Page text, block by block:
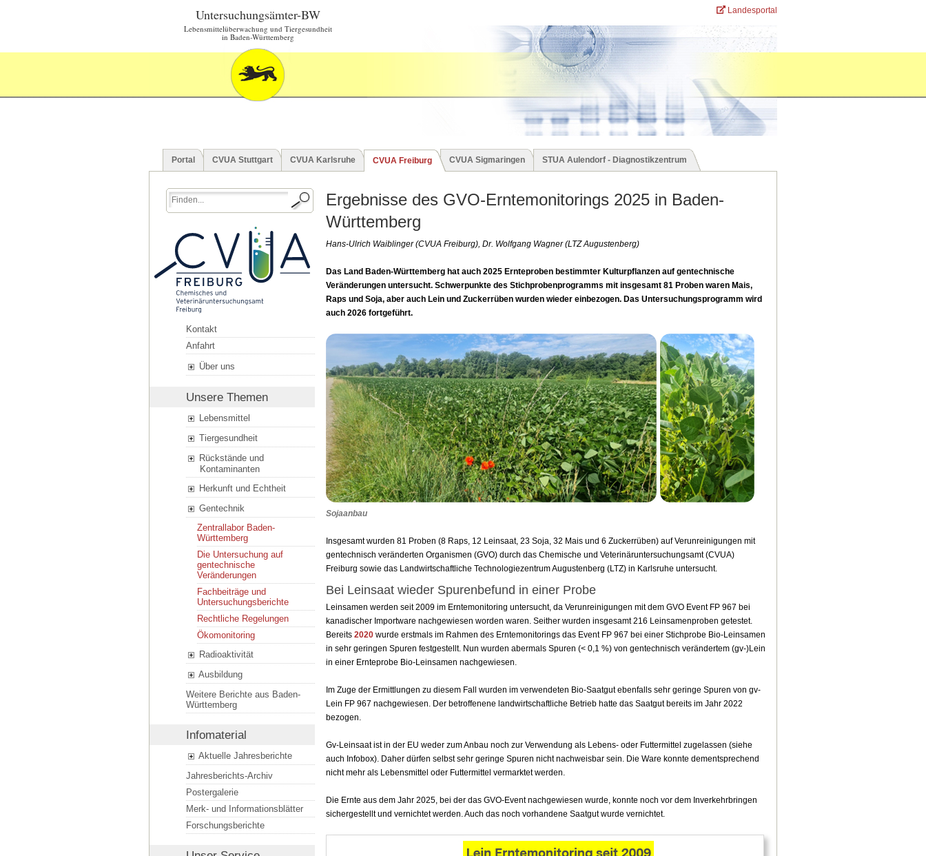
Untersuchungsämter-BW Landesportal
Lebensmittelüberwachung und Tiergesundheit
in Baden-Württemberg
Portal CVUA Stuttgart CVUA Karlsruhe CVUA Freiburg CVUA Sigmaringen STUA Aulendorf - Diagnostikzentrum
Kontakt
Anfahrt
Über uns
Unsere Themen
Lebensmittel
Tiergesundheit
Rückstände und
Kontaminanten
Herkunft und Echtheit
Gentechnik
Zentrallabor Baden-
Württemberg
Die Untersuchung auf
gentechnische
Veränderungen
Fachbeiträge und
Untersuchungsberichte
Rechtliche Regelungen
Ökomonitoring
Radioaktivität
Ausbildung
Weitere Berichte aus Baden-
Württemberg
Infomaterial
Aktuelle Jahresberichte
Jahresberichts-Archiv
Postergalerie
Merk- und Informationsblätter
Forschungsberichte
Ergebnisse des GVO-Erntemonitorings 2025 in Baden-
Württemberg
Hans-Ulrich Waiblinger (CVUA Freiburg), Dr. Wolfgang Wagner (LTZ Augustenberg)
Das Land Baden-Württemberg hat auch 2025 Ernteproben bestimmter Kulturpflanzen auf gentechnische
Veränderungen untersucht. Schwerpunkte des Stichprobenprogramms mit insgesamt 81 Proben waren Mais,
Raps und Soja, aber auch Lein und Zuckerrüben wurden wieder einbezogen. Das Untersuchungsprogramm wird
auch 2026 fortgeführt.
Sojaanbau
Insgesamt wurden 81 Proben (8 Raps, 12 Leinsaat, 23 Soja, 32 Mais und 6 Zuckerrüben) auf Verunreinigungen mit
gentechnisch veränderten Organismen (GVO) durch das Chemische und Veterinäruntersuchungsamt (CVUA)
Freiburg sowie das Landwirtschaftliche Technologiezentrum Augustenberg (LTZ) in Karlsruhe untersucht.
Bei Leinsaat wieder Spurenbefund in einer Probe
Leinsamen werden seit 2009 im Erntemonitoring untersucht, da Verunreinigungen mit dem GVO Event FP 967 bei
kanadischer Importware nachgewiesen worden waren. Seither wurden insgesamt 216 Leinsamenproben getestet.
Bereits 2020 wurde erstmals im Rahmen des Erntemonitorings das Event FP 967 bei einer Stichprobe Bio-Leinsamen
in sehr geringen Spuren festgestellt. Nun wurden abermals Spuren (< 0,1 %) von gentechnisch verändertem (gv-)Lein
in einer Ernteprobe Bio-Leinsamen nachgewiesen.
Im Zuge der Ermittlungen zu diesem Fall wurden im verwendeten Bio-Saatgut ebenfalls sehr geringe Spuren von gv-
Lein FP 967 nachgewiesen. Der betroffenene landwirtschaftliche Betrieb hatte das Saatgut bereits im Jahr 2022
bezogen.
Gv-Leinsaat ist in der EU weder zum Anbau noch zur Verwendung als Lebens- oder Futtermittel zugelassen (siehe
auch Infobox). Daher dürfen selbst sehr geringe Spuren nicht nachweisbar sein. Die Ware konnte dementsprechend
nicht mehr als Lebensmittel oder Futtermittel vermarktet werden.
Die Ernte aus dem Jahr 2025, bei der das GVO-Event nachgewiesen wurde, konnte noch vor dem Inverkehrbringen
sichergestellt und vernichtet werden. Auch das noch vorhandene Saatgut wurde vernichtet.